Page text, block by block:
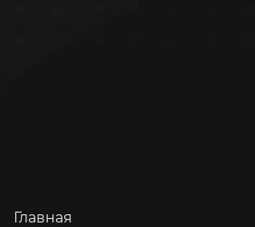
Главная